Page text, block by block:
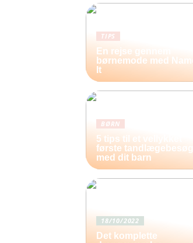
TIPS
En rejse gennem
børnemode med Name
It
BØRN
5 tips til et vellykket
første tandlægebesøg
med dit barn
18/10/2022
Det komplette